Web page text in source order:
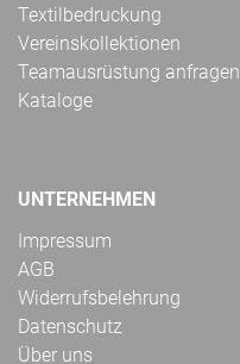
Textilbedruckung
Vereinskollektionen
Teamausrüstung anfragen
Kataloge
UNTERNEHMEN
Impressum
AGB
Widerrufsbelehrung
Datenschutz
Über uns